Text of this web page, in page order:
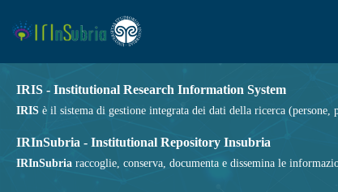
IRIS - Institutional Research Information System
IRIS è il sistema di gestione integrata dei dati della ricerca
IRInSubria - Institutional Repository Insubria
IRInSubria raccoglie, conserva, documenta e dissemina le